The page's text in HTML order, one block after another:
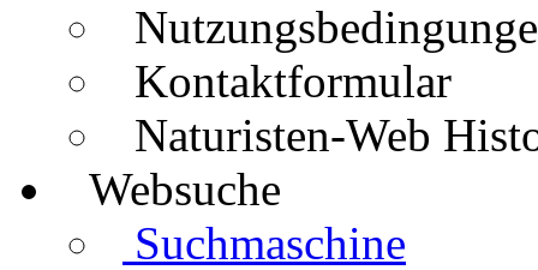
Kontaktformular
Naturisten-Web
Websuche
Suchmaschine